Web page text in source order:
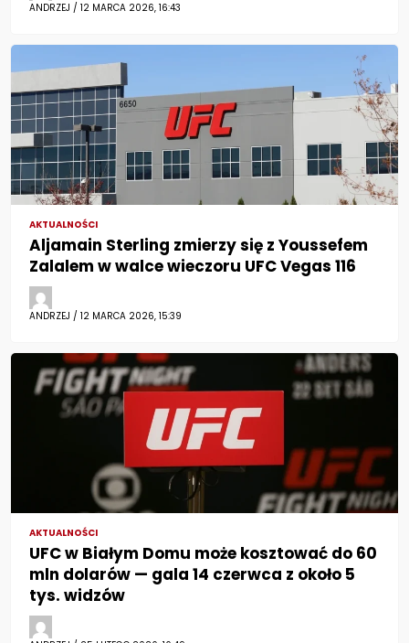
ANDRZEJ / 12 MARCA 2026, 16:43
AKTUALNOŚCI
Aljamain Sterling zmierzy się z Youssefem
Zalalem w walce wieczoru UFC Vegas 116
ANDRZEJ / 12 MARCA 2026, 15:39
AKTUALNOŚCI
UFC w Białym Domu może kosztować do 60
mln dolarów — gala 14 czerwca z około 5
tys. widzów